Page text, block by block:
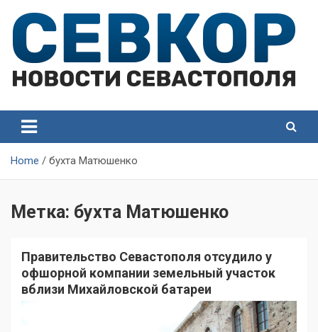
content
Севастополя
Севастополя
Home бухта Матюшенко
Метка: бухта Матюшенко
Правительство Севастополя отсудило у
офшорной компании земельный участок
вблизи Михайловской батареи